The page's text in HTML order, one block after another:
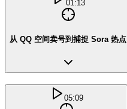
01:13
从 QQ 空间卖号到捕捉 Sora 热点
05:09